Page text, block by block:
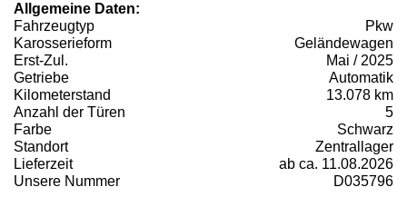
Allgemeine Daten:
Fahrzeugtyp
Pkw
Karosserieform
Geländewagen
Erst-Zul.
Mai / 2025
Getriebe
Automatik
Kilometerstand
13.078 km
Anzahl der Türen
5
Farbe
Schwarz
Standort
Zentrallager
Lieferzeit
ab ca. 11.08.2026
Unsere Nummer
D035796